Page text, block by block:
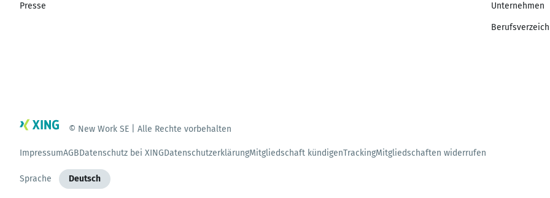
Presse Unternehmen
© New Work SE | Alle Rechte vorbehalten
ImpressumAGBDatenschutz bei XINGDatenschutzerklärungMitgliedschaft kündigenTrackingMitgliedschaften widerrufen
Sprache Deutsch